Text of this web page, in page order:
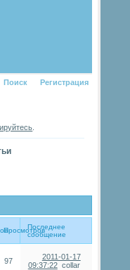
Поиск
Регистрация
ПросмотровПоследнее
сообщение
97
2011-01-17
09:37:22 collar